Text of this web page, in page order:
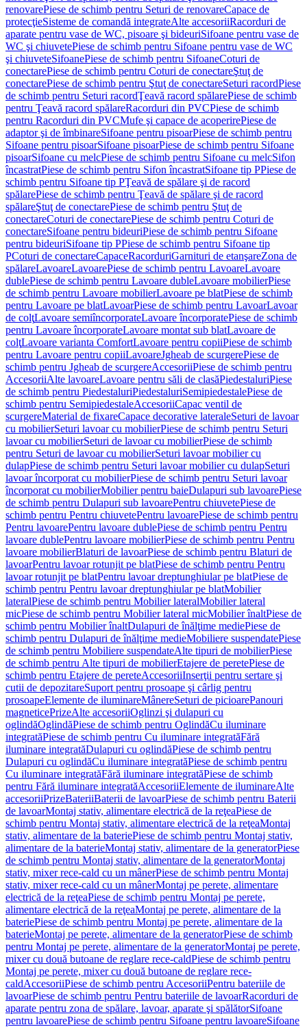
renovarePiese de schimb pentru Seturi de renovareCapace de
protecţieSisteme de comandă integrateAlte accesoriiRacorduri de
aparate pentru vase de WC, pisoare şi bideuriSifoane pentru vase de
WC şi chiuvetePiese de schimb pentru Sifoane pentru vase de WC
şi chiuveteSifoanePiese de schimb pentru SifoaneCoturi de
conectarePiese de schimb pentru Coturi de conectareŞtuţ de
conectarePiese de schimb pentru Ştuţ de conectareSeturi racordPiese
de schimb pentru Seturi racordŢeavă racord spălarePiese de schimb
pentru Ţeavă racord spălareRacorduri din PVCPiese de schimb
pentru Racorduri din PVCMufe şi capace de acoperirePiese de
adaptor şi de îmbinareSifoane pentru pisoarPiese de schimb pentru
Sifoane pentru pisoarSifoane pisoarPiese de schimb pentru Sifoane
pisoarSifoane cu melcPiese de schimb pentru Sifoane cu melcSifon
încastratPiese de schimb pentru Sifon încastratSifoane tip PPiese de
schimb pentru Sifoane tip PŢeavă de spălare şi de racord
spălarePiese de schimb pentru Ţeavă de spălare şi de racord
spălareŞtuţ de conectarePiese de schimb pentru Ştuţ de
conectareCoturi de conectarePiese de schimb pentru Coturi de
conectareSifoane pentru bideuriPiese de schimb pentru Sifoane
pentru bideuriSifoane tip PPiese de schimb pentru Sifoane tip
PCoturi de conectareCapaceRacorduriGarnituri de etanşareZona de
spălareLavoareLavoarePiese de schimb pentru LavoareLavoare
dublePiese de schimb pentru Lavoare dubleLavoare mobilierPiese
de schimb pentru Lavoare mobilierLavoare pe blatPiese de schimb
pentru Lavoare pe blatLavoarPiese de schimb pentru LavoarLavoar
de colţLavoare semiîncorporateLavoare încorporatePiese de schimb
pentru Lavoare încorporateLavoare montat sub blatLavoare de
colţLavoare varianta ComfortLavoare pentru copiiPiese de schimb
pentru Lavoare pentru copiiLavoareJgheab de scurgerePiese de
schimb pentru Jgheab de scurgereAccesoriiPiese de schimb pentru
AccesoriiAlte lavoareLavoare pentru săli de clasăPiedestaluriPiese
de schimb pentru PiedestaluriPiedestaluriSemipiedestalePiese de
schimb pentru SemipiedestaleAccesoriiCapac ventil de
scurgereMaterial de fixareCapace decorative lateraleSeturi de lavoar
cu mobilierSeturi lavoar cu mobilierPiese de schimb pentru Seturi
lavoar cu mobilierSeturi de lavoar cu mobilierPiese de schimb
pentru Seturi de lavoar cu mobilierSeturi lavoar mobilier cu
dulapPiese de schimb pentru Seturi lavoar mobilier cu dulapSeturi
lavoar încorporat cu mobilierPiese de schimb pentru Seturi lavoar
încorporat cu mobilierMobilier pentru baieDulapuri sub lavoarePiese
de schimb pentru Dulapuri sub lavoarePentru chiuvetePiese de
schimb pentru Pentru chiuvetePentru lavoarePiese de schimb pentru
Pentru lavoarePentru lavoare dublePiese de schimb pentru Pentru
lavoare dublePentru lavoare mobilierPiese de schimb pentru Pentru
lavoare mobilierBlaturi de lavoarPiese de schimb pentru Blaturi de
lavoarPentru lavoar rotunjit pe blatPiese de schimb pentru Pentru
lavoar rotunjit pe blatPentru lavoar dreptunghiular pe blatPiese de
schimb pentru Pentru lavoar dreptunghiular pe blatMobilier
lateralPiese de schimb pentru Mobilier lateralMobilier lateral
micPiese de schimb pentru Mobilier lateral micMobilier înaltPiese de
schimb pentru Mobilier înaltDulapuri de înălţime mediePiese de
schimb pentru Dulapuri de înălţime medieMobiliere suspendatePiese
de schimb pentru Mobiliere suspendateAlte tipuri de mobilierPiese
de schimb pentru Alte tipuri de mobilierEtajere de peretePiese de
schimb pentru Etajere de pereteAccesoriiInserţii pentru sertare şi
cutii de depozitareSuport pentru prosoape şi cârlig pentru
prosoapeElemente de iluminareMânereSeturi de picioarePanouri
magneticePrizeAlte accesoriiOglinzi şi dulapuri cu
oglindăOglindăPiese de schimb pentru OglindăCu iluminare
integratăPiese de schimb pentru Cu iluminare integratăFără
iluminare integratăDulapuri cu oglindăPiese de schimb pentru
Dulapuri cu oglindăCu iluminare integratăPiese de schimb pentru
Cu iluminare integratăFără iluminare integratăPiese de schimb
pentru Fără iluminare integratăAccesoriiElemente de iluminareAlte
accesoriiPrizeBateriiBaterii de lavoarPiese de schimb pentru Baterii
de lavoarMontaj stativ, alimentare electrică de la reţeaPiese de
schimb pentru Montaj stativ, alimentare electrică de la reţeaMontaj
stativ, alimentare de la bateriePiese de schimb pentru Montaj stativ,
alimentare de la baterieMontaj stativ, alimentare de la generatorPiese
de schimb pentru Montaj stativ, alimentare de la generatorMontaj
stativ, mixer rece-cald cu un mânerPiese de schimb pentru Montaj
stativ, mixer rece-cald cu un mânerMontaj pe perete, alimentare
electrică de la reţeaPiese de schimb pentru Montaj pe perete,
alimentare electrică de la reţeaMontaj pe perete, alimentare de la
bateriePiese de schimb pentru Montaj pe perete, alimentare de la
baterieMontaj pe perete, alimentare de la generatorPiese de schimb
pentru Montaj pe perete, alimentare de la generatorMontaj pe perete,
mixer cu două butoane de reglare rece-caldPiese de schimb pentru
Montaj pe perete, mixer cu două butoane de reglare rece-
caldAccesoriiPiese de schimb pentru AccesoriiPentru bateriile de
lavoarPiese de schimb pentru Pentru bateriile de lavoarRacorduri de
aparate pentru zona de spălare, lavoar, aparate şi spălătorSifoane
pentru lavoarePiese de schimb pentru Sifoane pentru lavoareSifoane